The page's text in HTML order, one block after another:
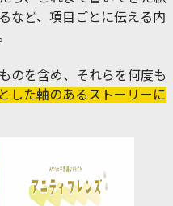
など、項目ごとに伝える内
のを含め、それらを何度も
した軸のあるストーリーに